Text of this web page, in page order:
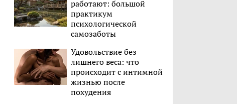
работают: большой
практикум
психологической
самозаботы
Удовольствие без
лишнего веса: что
происходит с интимной
жизнью после
похудения